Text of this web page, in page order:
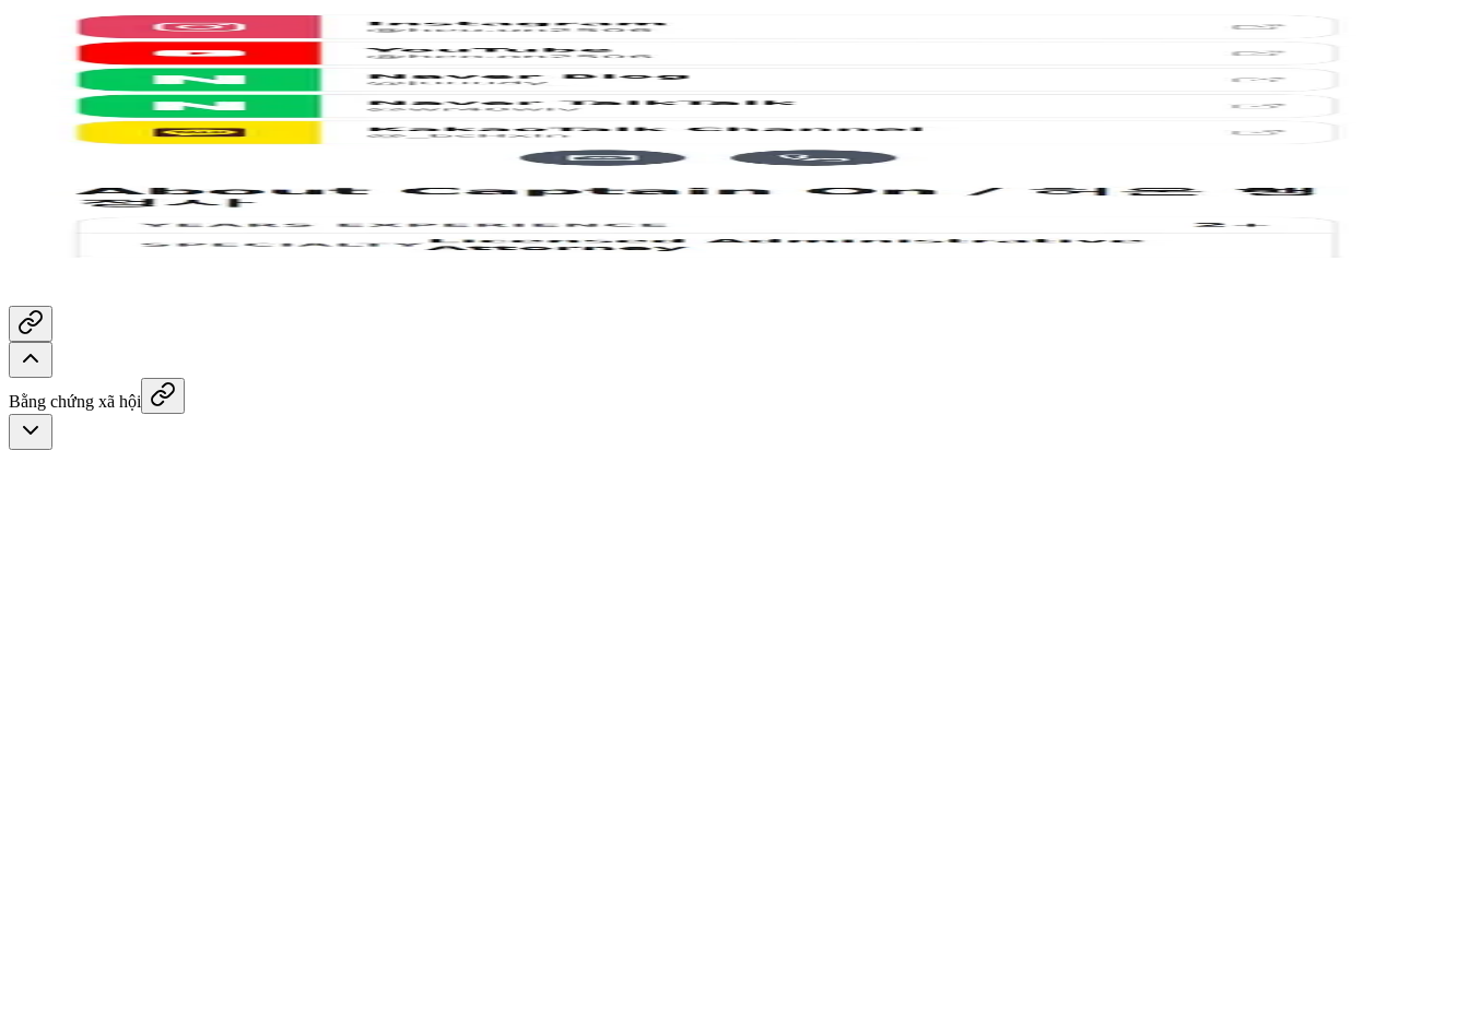
YoungJun Park Realty
Jenny House Rent
Maria Flemmer
Bằng chứng xã hội